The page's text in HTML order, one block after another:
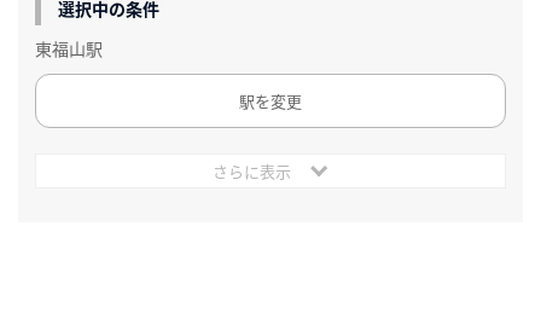
選択中の条件
東福山駅
駅を変更
さらに表示